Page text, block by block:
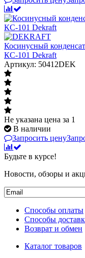
Косинусный
КС-101 Dekraft
Артикул: 50412DEK
Не указана цена за 1
В наличии
Запросить цену
Будьте в курсе!
Новости, обзоры и
Способы оплаты
Способы
Возврат и обмен
Каталог товаров